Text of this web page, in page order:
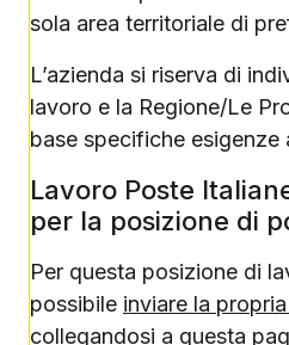
sola area territoriale di
L’azienda si riserva di
lavoro e la Regione/Le
base specifiche esigenze
Lavoro Poste
per la posizione di
Per questa posizione di
possibile inviare la
collegandosi a questa